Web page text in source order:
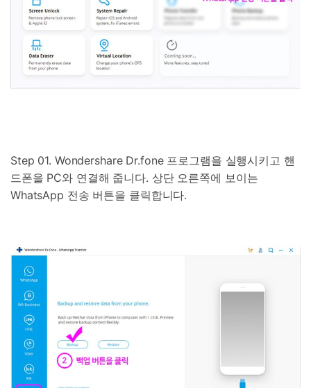
Step 01. Wondershare Dr.fone 프로그램을 실행시키고 핸
드폰을 PC와 연결해 줍니다. 상단 오른쪽에 보이는
WhatsApp 전송 버튼을 클릭합니다.